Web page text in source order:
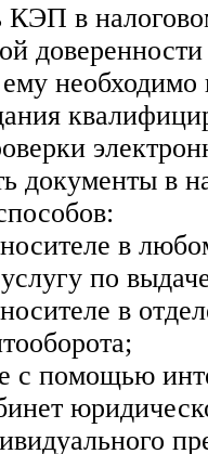
в
необходимо
документы в
в
по
в
с помощью